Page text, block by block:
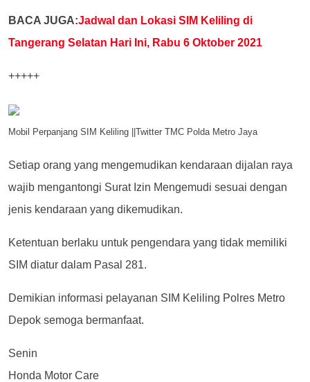
BACA JUGA:Jadwal dan Lokasi SIM Keliling di
Tangerang Selatan Hari Ini, Rabu 6 Oktober 2021
+++++
Mobil Perpanjang SIM Keliling ||Twitter TMC Polda Metro Jaya
Setiap orang yang mengemudikan kendaraan dijalan raya
wajib mengantongi Surat Izin Mengemudi sesuai dengan
jenis kendaraan yang dikemudikan.
Ketentuan berlaku untuk pengendara yang tidak memiliki
SIM diatur dalam Pasal 281.
Demikian informasi pelayanan SIM Keliling Polres Metro
Depok semoga bermanfaat.
Senin
Honda Motor Care